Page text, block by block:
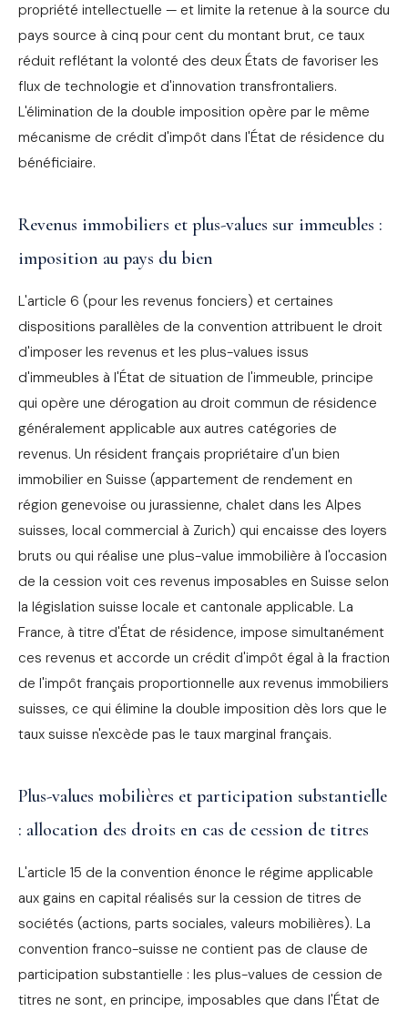
propriété intellectuelle — et limite la retenue à la source du
pays source à cinq pour cent du montant brut, ce taux
réduit reflétant la volonté des deux États de favoriser les
flux de technologie et d'innovation transfrontaliers.
L'élimination de la double imposition opère par le même
mécanisme de crédit d'impôt dans l'État de résidence du
bénéficiaire.
Revenus immobiliers et plus-values sur immeubles :
imposition au pays du bien
L'article 6 (pour les revenus fonciers) et certaines
dispositions parallèles de la convention attribuent le droit
d'imposer les revenus et les plus-values issus
d'immeubles à l'État de situation de l'immeuble, principe
qui opère une dérogation au droit commun de résidence
généralement applicable aux autres catégories de
revenus. Un résident français propriétaire d'un bien
immobilier en Suisse (appartement de rendement en
région genevoise ou jurassienne, chalet dans les Alpes
suisses, local commercial à Zurich) qui encaisse des loyers
bruts ou qui réalise une plus-value immobilière à l'occasion
de la cession voit ces revenus imposables en Suisse selon
la législation suisse locale et cantonale applicable. La
France, à titre d'État de résidence, impose simultanément
ces revenus et accorde un crédit d'impôt égal à la fraction
de l'impôt français proportionnelle aux revenus immobiliers
suisses, ce qui élimine la double imposition dès lors que le
taux suisse n'excède pas le taux marginal français.
Plus-values mobilières et participation substantielle
: allocation des droits en cas de cession de titres
L'article 15 de la convention énonce le régime applicable
aux gains en capital réalisés sur la cession de titres de
sociétés (actions, parts sociales, valeurs mobilières). La
convention franco-suisse ne contient pas de clause de
participation substantielle : les plus-values de cession de
titres ne sont, en principe, imposables que dans l'État de